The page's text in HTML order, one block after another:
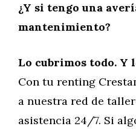
¿Y si tengo una
mantenimiento?
Lo cubrimos todo. Y
Con tu renting
a nuestra red de
asistencia 24/7. Si